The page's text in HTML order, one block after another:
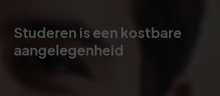
Studeren is een kostbare
aangelegenheid